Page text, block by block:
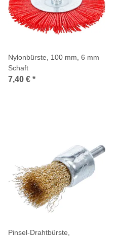
Nylonbürste, 100 mm, 6 mm
Schaft
7,40 € *
Pinsel-Drahtbürste,